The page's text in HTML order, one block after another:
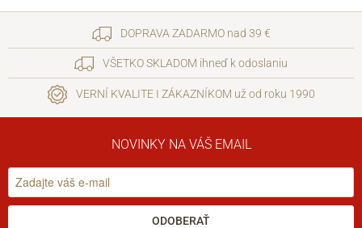
DOPRAVA ZADARMO nad 39 €
VŠETKO SKLADOM ihneď k odoslaniu
VERNÍ KVALITE I ZÁKAZNÍKOM už od roku 1990
NOVINKY NA VÁŠ EMAIL
ODOBERAŤ